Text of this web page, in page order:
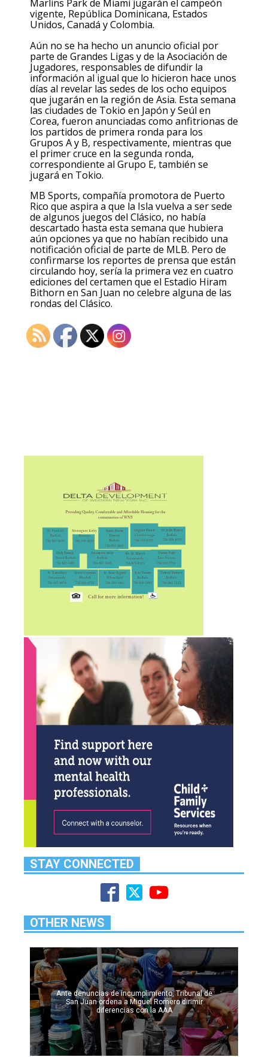
Marlins Park de Miami jugarán el campeón
vigente, República Dominicana, Estados
Unidos, Canadá y Colombia.
Aún no se ha hecho un anuncio oficial por
parte de Grandes Ligas y de la Asociación de
Jugadores, responsables de difundir la
información al igual que lo hicieron hace unos
días al revelar las sedes de los ocho equipos
que jugarán en la región de Asia. Esta semana
las ciudades de Tokio en Japón y Seúl en
Corea, fueron anunciadas como anfitrionas de
los partidos de primera ronda para los
Grupos A y B, respectivamente, mientras que
el primer cruce en la segunda ronda,
correspondiente al Grupo E, también se
jugará en Tokio.
MB Sports, compañía promotora de Puerto
Rico que aspira a que la Isla vuelva a ser sede
de algunos juegos del Clásico, no había
descartado hasta esta semana que hubiera
aún opciones ya que no habían recibido una
notificación oficial de parte de MLB. Pero de
confirmarse los reportes de prensa que están
circulando hoy, sería la primera vez en cuatro
ediciones del certamen que el Estadio Hiram
Bithorn en San Juan no celebre alguna de las
rondas del Clásico.
STAY CONNECTED
OTHER NEWS
Ante denuncias de incumplimiento, Tribunal de
San Juan ordena a Miguel Romero dirimir
diferencias con la AAA